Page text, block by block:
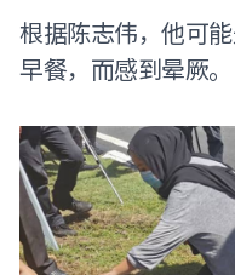
根据陈志伟，他可
早餐，而感到晕厥。